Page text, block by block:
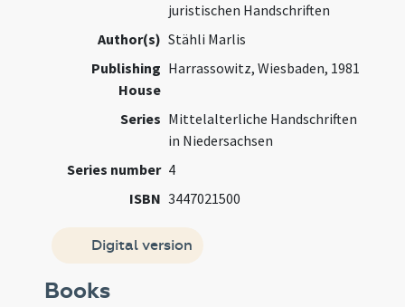
juristischen Handschriften
Author(s) Stähli Marlis
Publishing
House
Harrassowitz, Wiesbaden, 1981
Series Mittelalterliche Handschriften
in Niedersachsen
Series number 4
ISBN 3447021500
Digital version
Books